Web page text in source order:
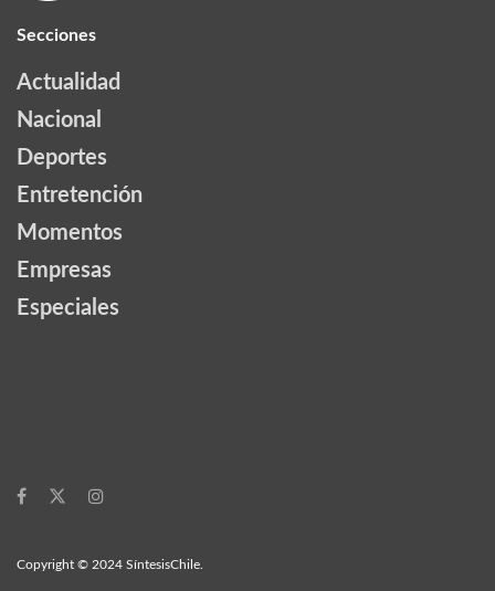
Secciones
Actualidad
Nacional
Deportes
Entretención
Momentos
Empresas
Especiales
Copyright © 2024 SíntesisChile.